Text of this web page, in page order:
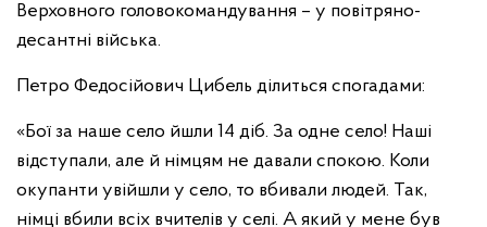
Верховного головокомандування – у повітряно-
десантні війська.
Петро Федосійович Цибель ділиться спогадами:
«Бої за наше село йшли 14 діб. За одне село! Наші
відступали, але й німцям не давали спокою. Коли
окупанти увійшли у село, то вбивали людей. Так,
німці вбили всіх вчителів у селі. А який у мене був